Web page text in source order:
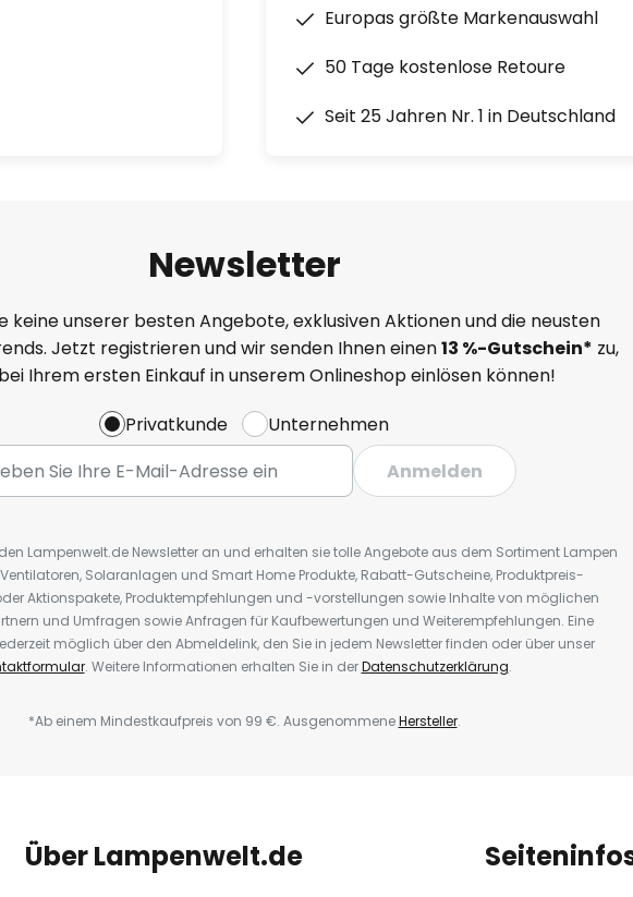
Europas größte Markenauswahl
50 Tage kostenlose Retoure
Seit 25 Jahren Nr. 1 in Deutschland
Newsletter
keine unserer besten Angebote, exklusiven Aktionen und die neusten
Jetzt registrieren und wir senden Ihnen einen13 %-Gutschein* zu,
Ihrem ersten Einkauf in unserem Onlineshop einlösen können!
Privatkunde
Unternehmen
Anmelden
Lampenwelt.de Newsletter an und erhalten sie tolle Angebote aus dem Sortiment Lampen
Solaranlagen und Smart Home Produkte, Rabatt-Gutscheine, Produktpreis-
Aktionspakete, Produktempfehlungen und -vorstellungen sowie Inhalte von möglichen
und Umfragen sowie Anfragen für Kaufbewertungen und Weiterempfehlungen. Eine
möglich über den Abmeldelink, den Sie in jedem Newsletter finden oder über unser
. Weitere Informationen erhalten Sie in derDatenschutzerklärung.
*Ab einem Mindestkaufpreis von 99 €. AusgenommeneHersteller.
Über Lampenwelt.de